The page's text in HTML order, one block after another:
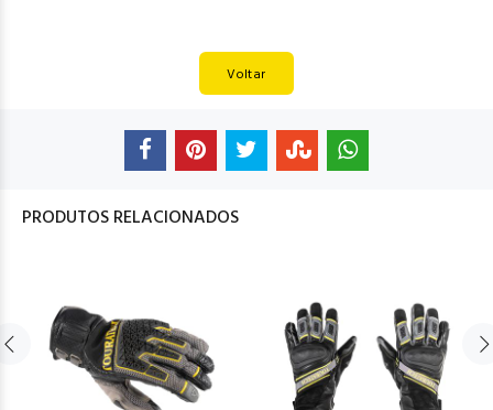
Voltar
PRODUTOS RELACIONADOS